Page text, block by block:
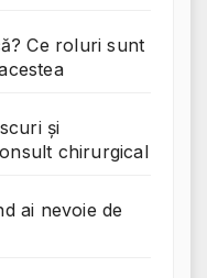
Ce roluri sunt
și
chirurgical
ai nevoie de